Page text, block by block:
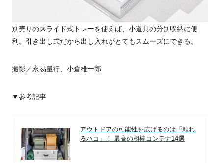
別売りのスライド式トレーを使えば、小道具の分別収納に便
利。引き出し式だから出し入れがとてもスムーズにできる。
撮影／永易量行、小倉雄一郎
▼参考記事
アウトドアの可能性を広げるのは「頼れ
るハコ」！ 最高の相棒コンテナ14選